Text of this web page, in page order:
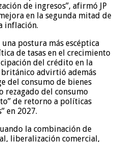
de ingresos”, afirmó JP
en la segunda mitad de
inflación.
postura más escéptica
de tasas en el crecimiento
del crédito en la
británico advirtió además
del consumo de bienes
rezagado del consumo
de retorno a políticas
en 2027.
la combinación de
liberalización comercial,